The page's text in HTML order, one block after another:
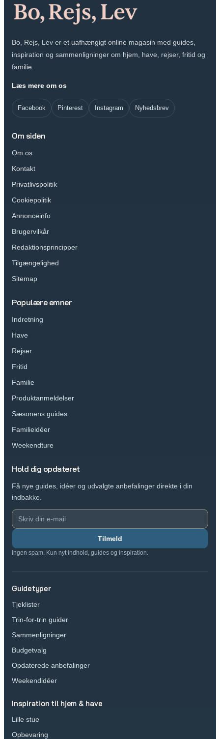
Bo, Rejs, Lev er et uafhængigt online magasin med guides,
inspiration og sammenligninger om hjem, have, rejser, fritid og
familie.
Læs mere om os
Facebook Pinterest Instagram Nyhedsbrev
Om siden
Om os
Kontakt
Privatlivspolitik
Cookiepolitik
Annonceinfo
Brugervilkår
Redaktionsprincipper
Tilgængelighed
Sitemap
Populære emner
Indretning
Have
Rejser
Fritid
Familie
Produktanmeldelser
Sæsonens guides
Familieidéer
Weekendture
Hold dig opdateret
Få nye guides, idéer og udvalgte anbefalinger direkte i din
indbakke.
Tilmeld
Ingen spam. Kun nyt indhold, guides og inspiration.
Guidetyper
Tjeklister
Trin-for-trin guider
Sammenligninger
Budgetvalg
Opdaterede anbefalinger
Weekendidéer
Inspiration til hjem & have
Lille stue
Opbevaring